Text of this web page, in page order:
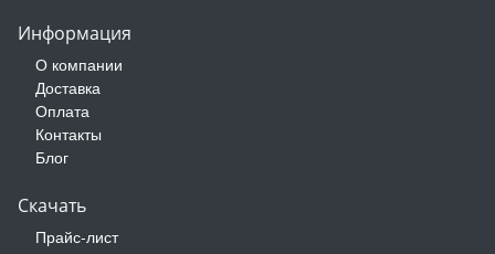
Информация
О компании
Доставка
Оплата
Контакты
Блог
Скачать
Прайс-лист